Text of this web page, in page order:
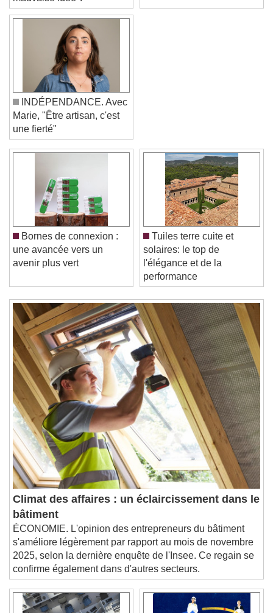
Video Player is loading.
Play Video
Play
Skip Backward
Skip Forward
Unmute
Current Time
Duration-:-
Loaded:0%
Stream TypeLIVE
Seek to live, currently behind live LIVE
Remaining Time-0:00
1x
Playback Rate
Chapters
Chapters
Descriptions
descriptions off, selected
Subtitles
subtitles settings, opens subtitles
settings dialog
subtitles off, selected
Audio Track
Picture-in-Picture
Fullscreen
This is a modal window.
Beginning of dialog window. Escape will cancel
and close the window.
Text
mauvaise idée ?
Haute-Vienne
INDÉPENDANCE. Avec
Marie, "Être artisan, c'est
une fierté"
Bornes de connexion :
une avancée vers un
Tuiles terre cuite et
solaires: le top de
l'élégance et de la
performance
Climat des affaires : un éclaircissement dans le
bâtiment
ÉCONOMIE. L'opinion des entrepreneurs du bâtiment
s'améliore légèrement par rapport au mois de novembre
2025, selon la dernière enquête de l'Insee. Ce regain se
confirme également dans d'autres secteurs.